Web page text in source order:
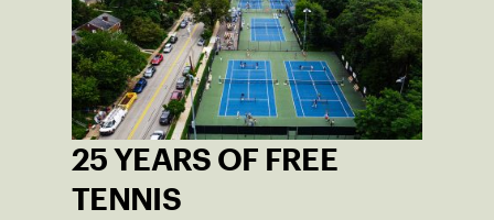
25 YEARS OF FREE
TENNIS